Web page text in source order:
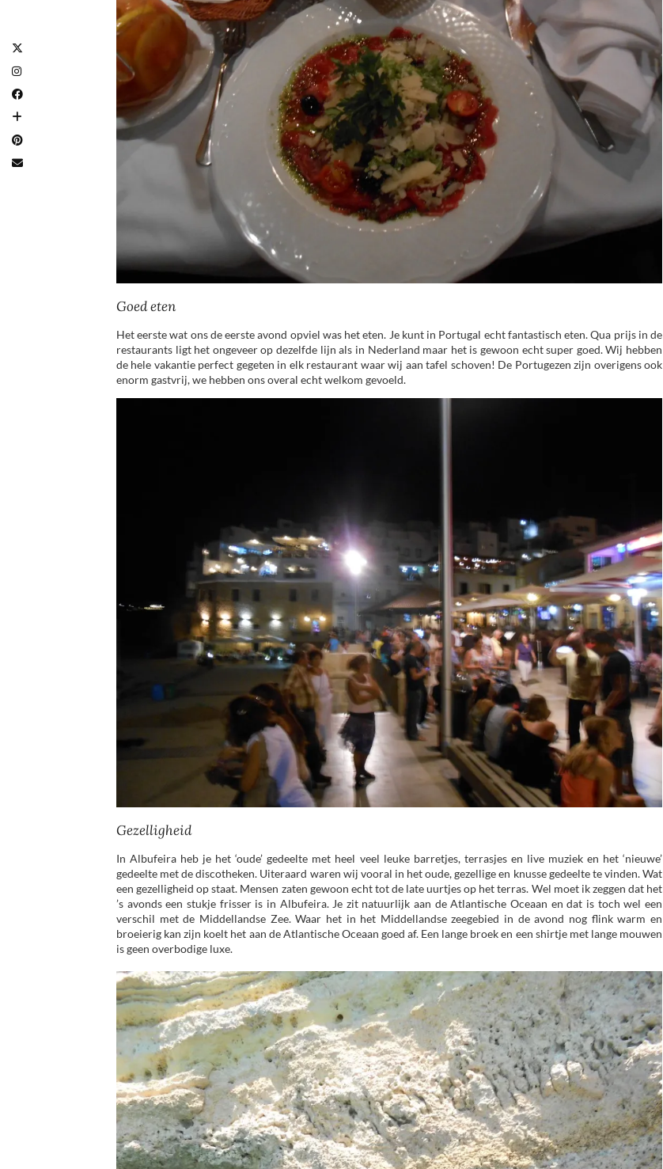
Goed eten
Het eerste wat ons de eerste avond opviel was het eten. Je kunt in Portugal echt fantastisch eten. Qua prijs in de
restaurants ligt het ongeveer op dezelfde lijn als in Nederland maar het is gewoon echt super goed. Wij hebben
de hele vakantie perfect gegeten in elk restaurant waar wij aan tafel schoven! De Portugezen zijn overigens ook
enorm gastvrij, we hebben ons overal echt welkom gevoeld.
Gezelligheid
In Albufeira heb je het ‘oude’ gedeelte met heel veel leuke barretjes, terrasjes en live muziek en het ‘nieuwe’
gedeelte met de discotheken. Uiteraard waren wij vooral in het oude, gezellige en knusse gedeelte te vinden. Wat
een gezelligheid op staat. Mensen zaten gewoon echt tot de late uurtjes op het terras. Wel moet ik zeggen dat het
’s avonds een stukje frisser is in Albufeira. Je zit natuurlijk aan de Atlantische Oceaan en dat is toch wel een
verschil met de Middellandse Zee. Waar het in het Middellandse zeegebied in de avond nog flink warm en
broeierig kan zijn koelt het aan de Atlantische Oceaan goed af. Een lange broek en een shirtje met lange mouwen
is geen overbodige luxe.